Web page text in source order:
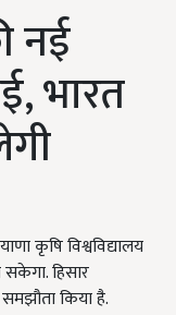
नई
भारत
कृषि विश्वविद्यालय
हिसार
किया है.